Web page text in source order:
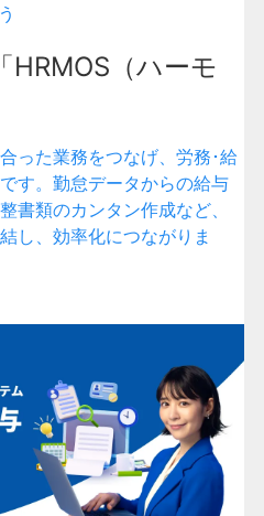
HRMOS（ハーモ
った業務をつなげ、労務･給
す。勤怠データからの給与
書類のカンタン作成など、
し、効率化につながりま